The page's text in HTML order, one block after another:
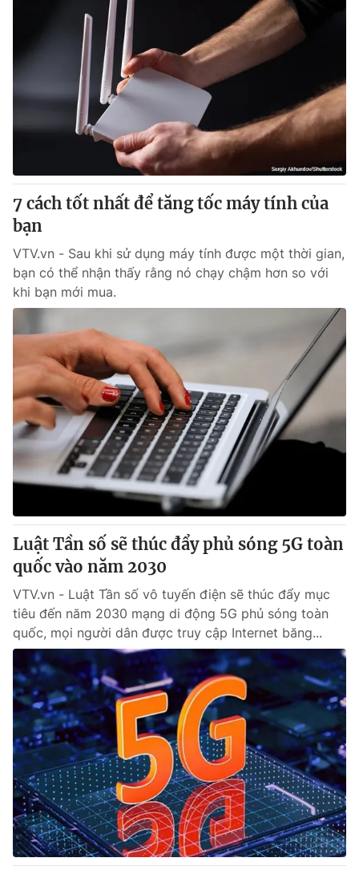
® Cấm sao chép dưới mọi hình thức nếu không có sự chấp
thuận bằng văn bản. Ghi rõ nguồn VTV.vn khi phát hành lại
thông tin từ website này.
7 cách tốt nhất để tăng tốc máy tính của
bạn
VTV.vn - Sau khi sử dụng máy tính được một thời gian,
bạn có thể nhận thấy rằng nó chạy chậm hơn so với
khi bạn mới mua.
Luật Tần số sẽ thúc đẩy phủ sóng 5G toàn
quốc vào năm 2030
VTV.vn - Luật Tần số vô tuyến điện sẽ thúc đẩy mục
tiêu đến năm 2030 mạng di động 5G phủ sóng toàn
quốc, mọi người dân được truy cập Internet băng...